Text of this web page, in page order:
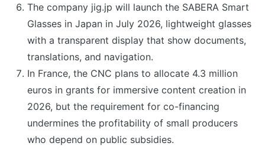
The company jig.jp will launch the SABERA Smart
Glasses in Japan in July 2026, lightweight glasses
with a transparent display that show documents,
translations, and navigation.
In France, the CNC plans to allocate 4.3 million
euros in grants for immersive content creation in
2026, but the requirement for co-financing
undermines the profitability of small producers
who depend on public subsidies.